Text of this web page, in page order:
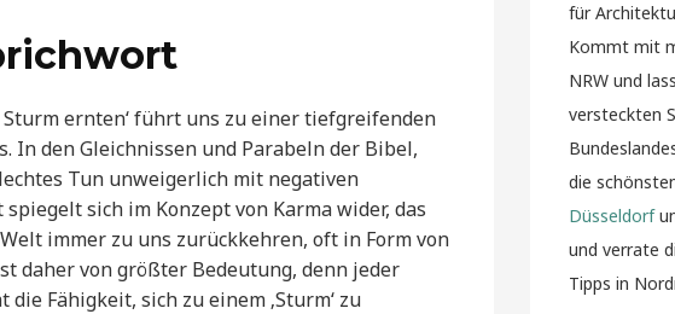
ernten‘ führt uns zu einer tiefgreifenden
In den Gleichnissen und Parabeln der Bibel,
Tun unweigerlich mit negativen
sich im Konzept von Karma wider, das
immer zu uns zurückkehren, oft in Form von
daher von größter Bedeutung, denn jeder
die Fähigkeit, sich zu einem ‚Sturm‘ zu
für
Kommt mit
NRW und
versteckten
die
Düsseldorf
und verrate
Tipps in